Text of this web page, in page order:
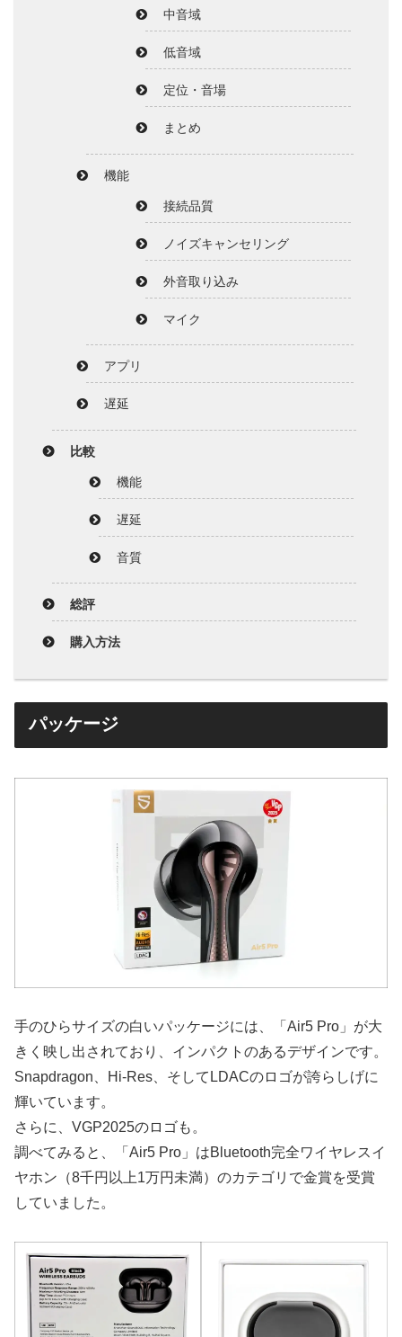
中音域
低音域
定位・音場
まとめ
機能
接続品質
ノイズキャンセリング
外音取り込み
マイク
アプリ
遅延
比較
機能
遅延
音質
総評
購入方法
パッケージ
手のひらサイズの白いパッケージには、「Air5 Pro」が大
きく映し出されており、インパクトのあるデザインです。
Snapdragon、Hi-Res、そしてLDACのロゴが誇らしげに
輝いています。
さらに、VGP2025のロゴも。
調べてみると、「Air5 Pro」はBluetooth完全ワイヤレスイ
ヤホン（8千円以上1万円未満）のカテゴリで金賞を受賞
していました。